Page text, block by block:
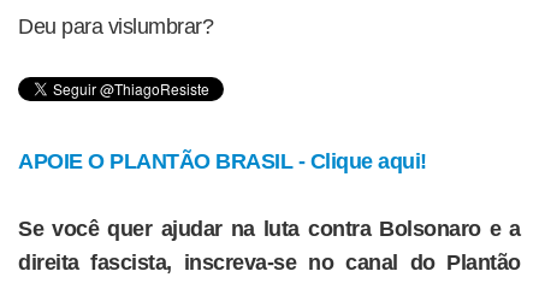
Deu para vislumbrar?
APOIE O PLANTÃO BRASIL - Clique aqui!
Se você quer ajudar na luta contra Bolsonaro e a
direita fascista, inscreva-se no canal do Plantão